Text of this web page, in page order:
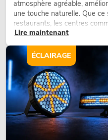
atmosphère agréable,
une touche naturelle. Que
restaurants, les centres
bureaux ou sur les stands
d’aménagement modernes.
Lire maintenant
ÉCLAIRAGE